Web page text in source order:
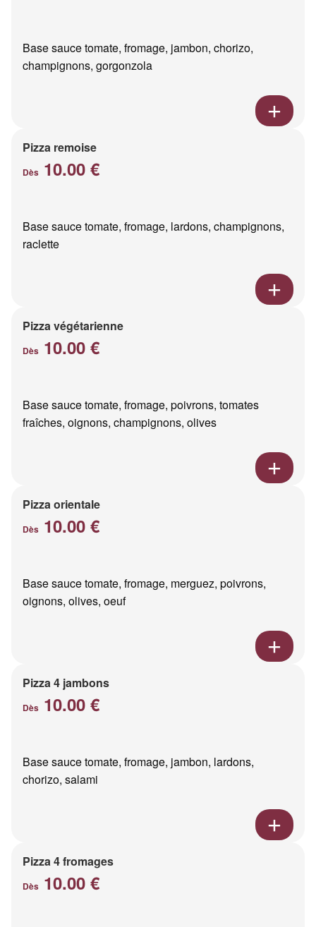
Base sauce tomate, fromage, jambon, chorizo,
champignons, gorgonzola
Pizza remoise
Dès 10.00 €
Base sauce tomate, fromage, lardons, champignons,
raclette
Pizza végétarienne
Dès 10.00 €
Base sauce tomate, fromage, poivrons, tomates
fraîches, oignons, champignons, olives
Pizza orientale
Dès 10.00 €
Base sauce tomate, fromage, merguez, poivrons,
oignons, olives, oeuf
Pizza 4 jambons
Dès 10.00 €
Base sauce tomate, fromage, jambon, lardons,
chorizo, salami
Pizza 4 fromages
Dès 10.00 €